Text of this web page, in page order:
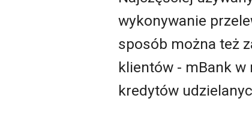
wykonywanie
sposób można też
klientów - mBank
kredytów